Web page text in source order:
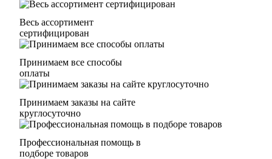
Весь ассортимент
сертифицирован
Принимаем все способы
оплаты
Принимаем заказы на сайте
круглосуточно
Профессиональная помощь в
подборе товаров